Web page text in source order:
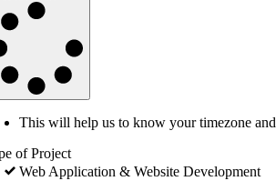
This will help us to know your timezone
of Project
Web Application & Website Development